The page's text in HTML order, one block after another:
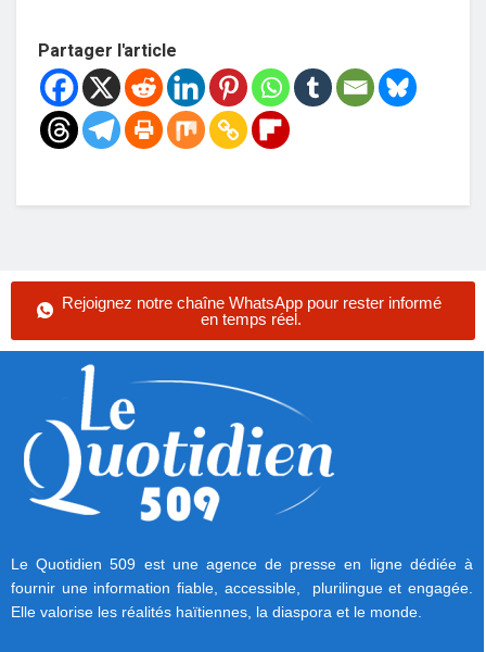
Partager l'article
Rejoignez notre chaîne WhatsApp pour rester informé
en temps réel.
Le Quotidien 509 est une agence de presse en ligne dédiée à
fournir une information fiable, accessible, plurilingue et engagée.
Elle valorise les réalités haïtiennes, la diaspora et le monde.